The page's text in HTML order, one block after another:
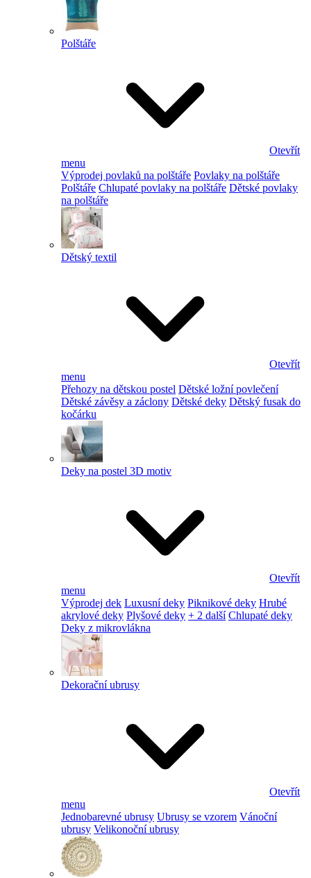
Polštáře
Otevřít
menu
Výprodej povlaků na polštáře Povlaky na polštáře
Polštáře Chlupaté povlaky na polštáře Dětské povlaky
na polštáře
Dětský textil
Otevřít
menu
Přehozy na dětskou postel Dětské ložní povlečení
Dětské závěsy a záclony Dětské deky Dětský fusak do
kočárku
Deky na postel 3D motiv
Otevřít
menu
Výprodej dek Luxusní deky Piknikové deky Hrubé
akrylové deky Plyšové deky + 2 další Chlupaté deky
Deky z mikrovlákna
Dekorační ubrusy
Otevřít
menu
Jednobarevné ubrusy Ubrusy se vzorem Vánoční
ubrusy Velikonoční ubrusy